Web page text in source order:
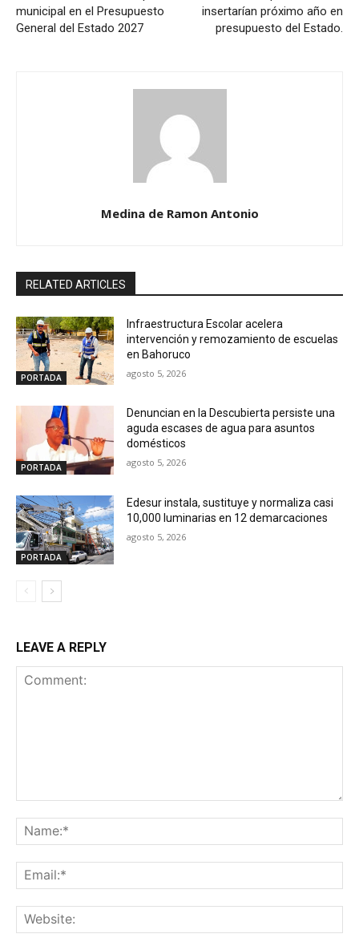
municipal en el Presupuesto
General del Estado 2027
insertarían próximo año en
presupuesto del Estado.
Medina de Ramon Antonio
RELATED ARTICLES
PORTADA
Infraestructura Escolar acelera
intervención y remozamiento de escuelas
en Bahoruco
agosto 5, 2026
PORTADA
Denuncian en la Descubierta persiste una
aguda escases de agua para asuntos
domésticos
agosto 5, 2026
PORTADA
Edesur instala, sustituye y normaliza casi
10,000 luminarias en 12 demarcaciones
agosto 5, 2026
LEAVE A REPLY